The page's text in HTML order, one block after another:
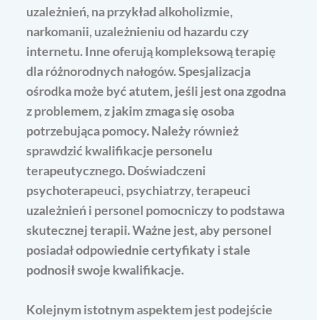
uzależnień, na przykład alkoholizmie,
narkomanii, uzależnieniu od hazardu czy
internetu. Inne oferują kompleksową terapię
dla różnorodnych nałogów. Spesjalizacja
ośrodka może być atutem, jeśli jest ona zgodna
z problemem, z jakim zmaga się osoba
potrzebująca pomocy. Należy również
sprawdzić kwalifikacje personelu
terapeutycznego. Doświadczeni
psychoterapeuci, psychiatrzy, terapeuci
uzależnień i personel pomocniczy to podstawa
skutecznej terapii. Ważne jest, aby personel
posiadał odpowiednie certyfikaty i stale
podnosił swoje kwalifikacje.
Kolejnym istotnym aspektem jest podejście